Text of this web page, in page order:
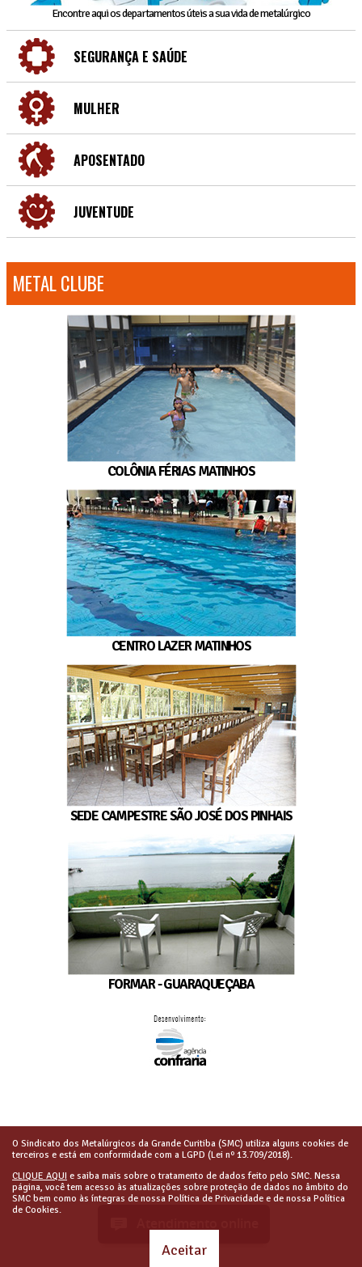
Encontre aqui os departamentos úteis a sua vida de metalúrgico
SEGURANÇA E SAÚDE
MULHER
APOSENTADO
JUVENTUDE
METAL CLUBE
COLÔNIA FÉRIAS MATINHOS
CENTRO LAZER MATINHOS
SEDE CAMPESTRE SÃO JOSÉ DOS PINHAIS
FORMAR - GUARAQUEÇABA
O Sindicato dos Metalúrgicos da Grande Curitiba (SMC) utiliza alguns cookies de
terceiros e está em conformidade com a LGPD (Lei nº 13.709/2018).
CLIQUE AQUI e saiba mais sobre o tratamento de dados feito pelo SMC. Nessa
página, você tem acesso às atualizações sobre proteção de dados no âmbito do
SMC bem como às íntegras de nossa Política de Privacidade e de nossa Política
de Cookies.
Aceitar